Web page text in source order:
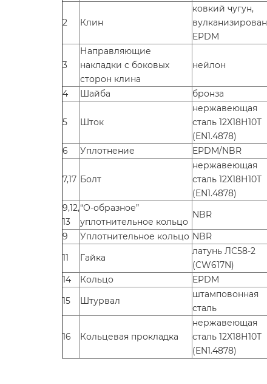
2 Клин
ковкий чугун,
вулканизирован
EPDM
3
Направляющие
накладки с боковых
сторон клина
нейлон
4 Шайба бронза
5 Шток
нержавеющая
сталь 12Х18Н10T
(EN1.4878)
6
Уплотнение EPDM/NBR
7,17 Болт
нержавеющая
сталь 12Х18Н10T
(EN1.4878)
9,12,
13
“О-образное”
уплотнительное кольцо
NBR
9
Уплотнительное кольцо NBR
11
Гайка
латунь ЛС58-2
(CW617N)
14
Кольцо
EPDM
15
Штурвал
штамповонная
сталь
16 Кольцевая прокладка
нержавеющая
сталь 12Х18Н10T
(EN1.4878)